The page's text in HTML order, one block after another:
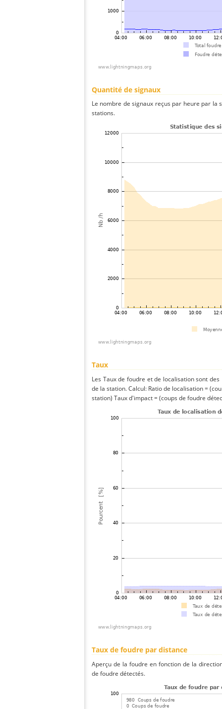
Quantité de signaux
Le nombre de signaux reçus par heure par la
stations.
Taux
Les Taux de foudre et de localisation sont
de la station. Calcul: Ratio de localisation =
station) Taux d'impact = (coups de foudre
Taux de foudre par distance
Aperçu de la foudre en fonction de la
de foudre détectés.